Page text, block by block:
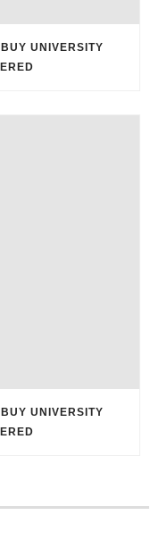
UNIVERSITY
UNIVERSITY